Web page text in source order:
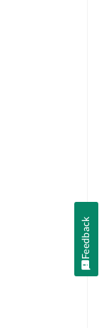
Feedback